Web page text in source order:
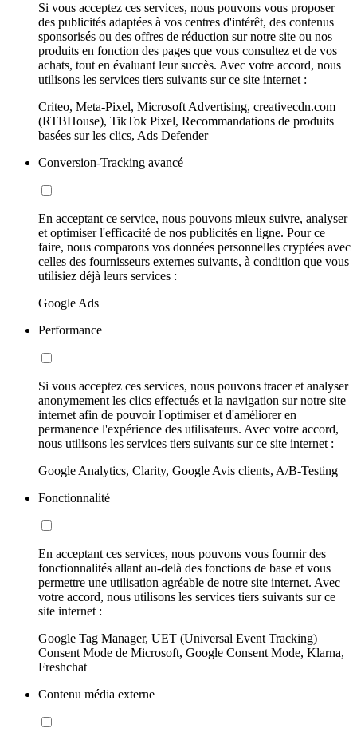
Si vous acceptez ces services, nous pouvons vous proposer
des publicités adaptées à vos centres d'intérêt, des contenus
sponsorisés ou des offres de réduction sur notre site ou nos
produits en fonction des pages que vous consultez et de vos
achats, tout en évaluant leur succès. Avec votre accord, nous
utilisons les services tiers suivants sur ce site internet :
Criteo, Meta-Pixel, Microsoft Advertising, creativecdn.com
(RTBHouse), TikTok Pixel, Recommandations de produits
basées sur les clics, Ads Defender
Conversion-Tracking avancé
En acceptant ce service, nous pouvons mieux suivre, analyser
et optimiser l'efficacité de nos publicités en ligne. Pour ce
faire, nous comparons vos données personnelles cryptées avec
celles des fournisseurs externes suivants, à condition que vous
utilisiez déjà leurs services :
Google Ads
Performance
Si vous acceptez ces services, nous pouvons tracer et analyser
anonymement les clics effectués et la navigation sur notre site
internet afin de pouvoir l'optimiser et d'améliorer en
permanence l'expérience des utilisateurs. Avec votre accord,
nous utilisons les services tiers suivants sur ce site internet :
Google Analytics, Clarity, Google Avis clients, A/B-Testing
Fonctionnalité
En acceptant ces services, nous pouvons vous fournir des
fonctionnalités allant au-delà des fonctions de base et vous
permettre une utilisation agréable de notre site internet. Avec
votre accord, nous utilisons les services tiers suivants sur ce
site internet :
Google Tag Manager, UET (Universal Event Tracking)
Consent Mode de Microsoft, Google Consent Mode, Klarna,
Freshchat
Contenu média externe